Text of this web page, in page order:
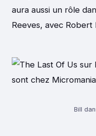
aura aussi un rôle
Reeves, avec Robert
Bill